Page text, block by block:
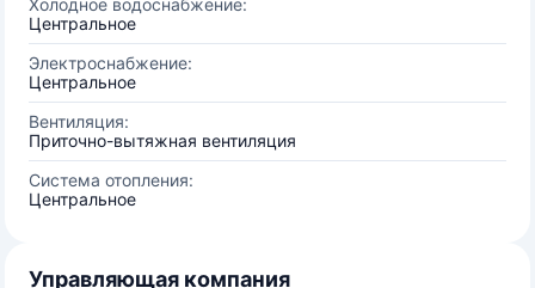
Холодное водоснабжение:
Центральное
Электроснабжение:
Центральное
Вентиляция:
Приточно-вытяжная вентиляция
Система отопления:
Центральное
Управляющая компания